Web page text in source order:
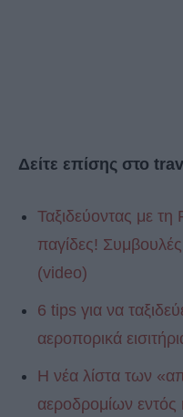
Δείτε επίσης στο
Ταξιδεύοντας με τη
παγίδες!
(video)
6 tips για να
αεροπορικά
Η νέα λίστα των
αεροδρομίων